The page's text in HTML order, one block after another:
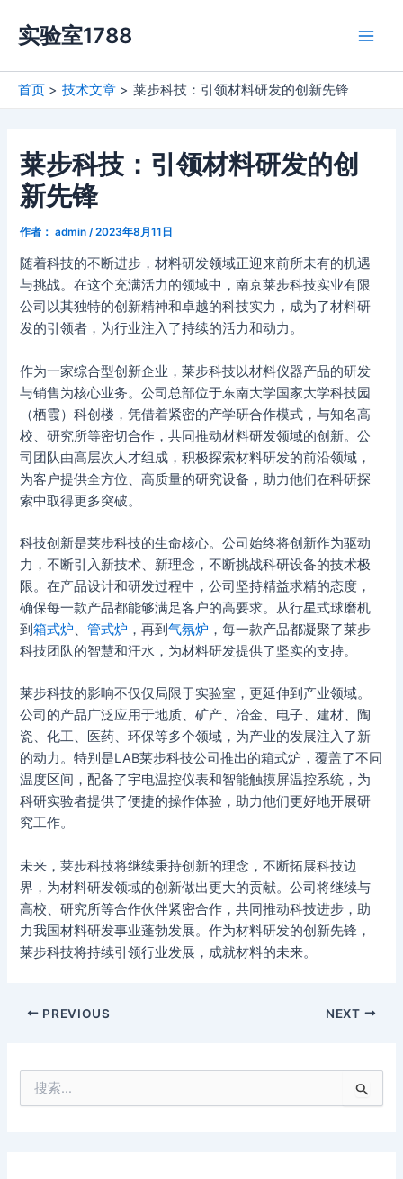
容
实验室1788
首页 技术文章 莱步科技：引领材料研发的创新先锋
莱步科技：引领材料研发的创
新先锋
作者： admin /2023年8月11日
随着科技的不断进步，材料研发领域正迎来前所未有的机遇
与挑战。在这个充满活力的领域中，南京莱步科技实业有限
公司以其独特的创新精神和卓越的科技实力，成为了材料研
发的引领者，为行业注入了持续的活力和动力。
作为一家综合型创新企业，莱步科技以材料仪器产品的研发
与销售为核心业务。公司总部位于东南大学国家大学科技园
（栖霞）科创楼，凭借着紧密的产学研合作模式，与知名高
校、研究所等密切合作，共同推动材料研发领域的创新。公
司团队由高层次人才组成，积极探索材料研发的前沿领域，
为客户提供全方位、高质量的研究设备，助力他们在科研探
索中取得更多突破。
科技创新是莱步科技的生命核心。公司始终将创新作为驱动
力，不断引入新技术、新理念，不断挑战科研设备的技术极
限。在产品设计和研发过程中，公司坚持精益求精的态度，
确保每一款产品都能够满足客户的高要求。从行星式球磨机
到箱式炉、管式炉 ，再到气氛炉 ，每一款产品都凝聚了莱步
科技团队的智慧和汗水，为材料研发提供了坚实的支持。
莱步科技的影响不仅仅局限于实验室，更延伸到产业领域。
公司的产品广泛应用于地质、矿产、冶金、电子、建材、陶
瓷、化工、医药、环保等多个领域，为产业的发展注入了新
的动力。特别是LAB莱步科技公司推出的箱式炉，覆盖了不同
温度区间，配备了宇电温控仪表和智能触摸屏温控系统，为
科研实验者提供了便捷的操作体验，助力他们更好地开展研
究工作。
未来，莱步科技将继续秉持创新的理念，不断拓展科技边
界，为材料研发领域的创新做出更大的贡献。公司将继续与
高校、研究所等合作伙伴紧密合作，共同推动科技进步，助
力我国材料研发事业蓬勃发展。作为材料研发的创新先锋，
莱步科技将持续引领行业发展，成就材料的未来。
PREVIOUS NEXT